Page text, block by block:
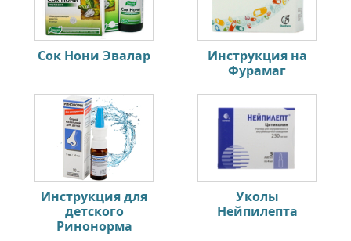
Сок Нони Эвалар
Инструкция на
Фурамаг
Инструкция для
детского
Ринонорма
Уколы
Нейпилепта